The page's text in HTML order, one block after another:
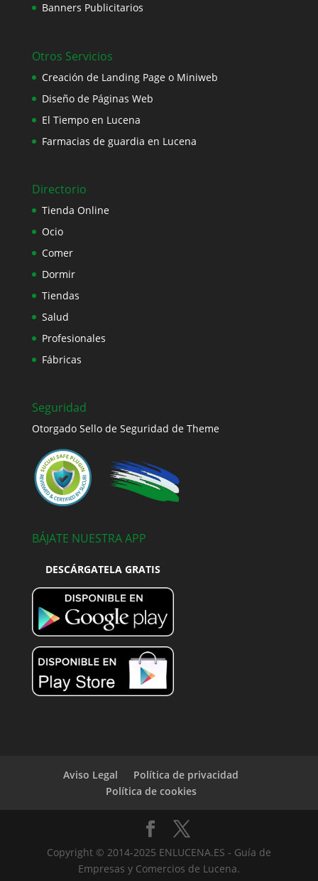
Banners Publicitarios
Otros Servicios
Creación de Landing Page o Miniweb
Diseño de Páginas Web
El Tiempo en Lucena
Farmacias de guardia en Lucena
Directorio
Tienda Online
Ocio
Comer
Dormir
Tiendas
Salud
Profesionales
Fábricas
Seguridad
Otorgado Sello de Seguridad de Theme
BÁJATE NUESTRA APP
DESCÁRGATELA GRATIS
Aviso Legal
Política de privacidad
Política de cookies
Copyright © 2014-2025 ENLUCENA.ES - Guía de
Empresas y Comercios de Lucena.